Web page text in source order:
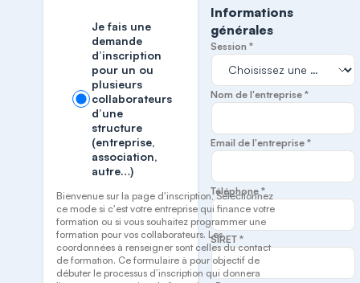
Je fais une
demande
d’inscription
pour un ou
plusieurs
collaborateurs
d’une
structure
(entreprise,
association,
autre…)
Bienvenue sur la page d'inscription, Sélectionnez
ce mode si c'est votre entreprise qui finance votre
formation ou si vous souhaitez programmer une
formation pour vos collaborateurs. Les
coordonnées à renseigner sont celles du contact
de formation. Ce formulaire à pour objectif de
débuter le processus d’inscription qui donnera
Informations
générales
Session *
Nom de l'entreprise *
Email de l'entreprise *
Téléphone *
SIRET *